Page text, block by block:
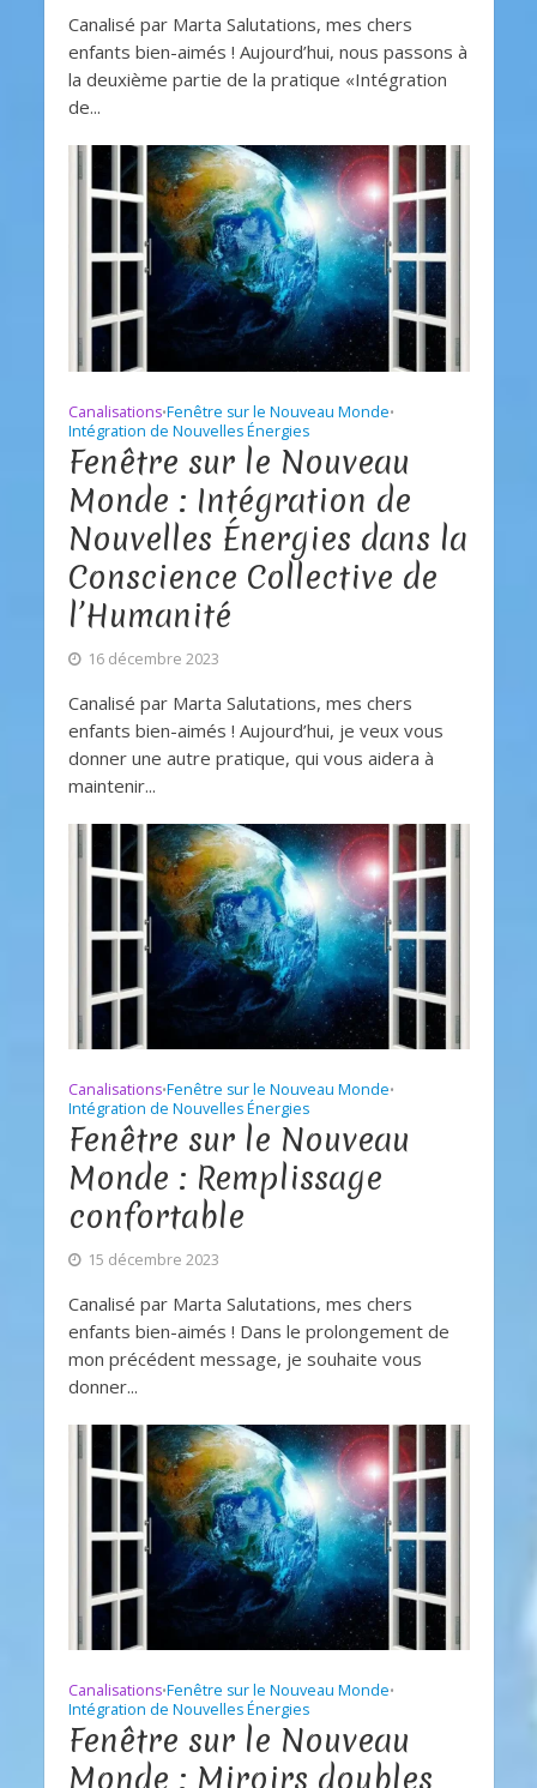
Canalisé par Marta Salutations, mes chers
enfants bien-aimés ! Aujourd’hui, nous passons à
la deuxième partie de la pratique «Intégration
de...
Canalisations•Fenêtre sur le Nouveau Monde•
Intégration de Nouvelles Énergies
Fenêtre sur le Nouveau
Monde : Intégration de
Nouvelles Énergies dans la
Conscience Collective de
l’Humanité
16 décembre 2023
Canalisé par Marta Salutations, mes chers
enfants bien-aimés ! Aujourd’hui, je veux vous
donner une autre pratique, qui vous aidera à
maintenir...
Canalisations•Fenêtre sur le Nouveau Monde•
Intégration de Nouvelles Énergies
Fenêtre sur le Nouveau
Monde : Remplissage
confortable
15 décembre 2023
Canalisé par Marta Salutations, mes chers
enfants bien-aimés ! Dans le prolongement de
mon précédent message, je souhaite vous
donner...
Canalisations•Fenêtre sur le Nouveau Monde•
Intégration de Nouvelles Énergies
Fenêtre sur le Nouveau
Monde : Miroirs doubles